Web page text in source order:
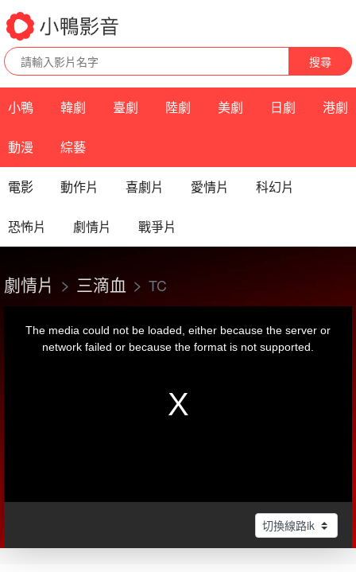
搜尋
小鴨 韓劇 臺劇 陸劇 美劇 日劇 港劇
動漫 綜藝
電影 動作片 喜劇片 愛情片 科幻片
恐怖片 劇情片 戰爭片
劇情片 三滴血 TC